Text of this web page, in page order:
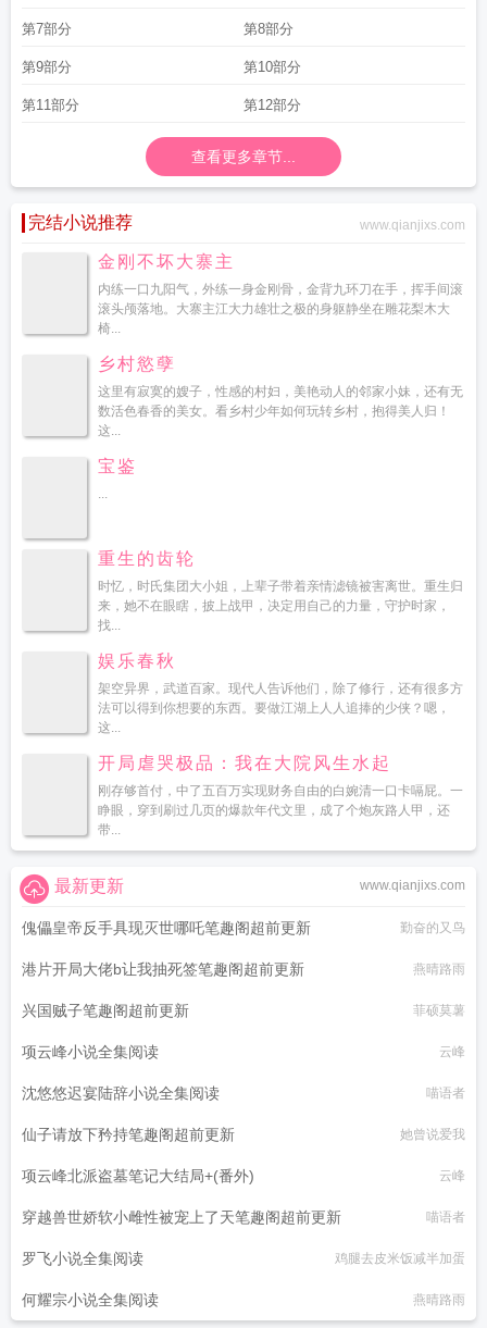
第7部分 第8部分
第9部分 第10部分
第11部分 第12部分
查看更多章节...
完结小说推荐 www.qianjixs.com
金刚不坏大寨主
内练一口九阳气，外练一身金刚骨，金背九环刀在手，挥手间滚
滚头颅落地。大寨主江大力雄壮之极的身躯静坐在雕花梨木大
椅...
乡村慾孽
这里有寂寞的嫂子，性感的村妇，美艳动人的邻家小妹，还有无
数活色春香的美女。看乡村少年如何玩转乡村，抱得美人归！
这...
宝鉴
...
重生的齿轮
时忆，时氏集团大小姐，上辈子带着亲情滤镜被害离世。重生归
来，她不在眼瞎，披上战甲，决定用自己的力量，守护时家，
找...
娱乐春秋
架空异界，武道百家。现代人告诉他们，除了修行，还有很多方
法可以得到你想要的东西。要做江湖上人人追捧的少侠？嗯，
这...
开局虐哭极品：我在大院风生水起
刚存够首付，中了五百万实现财务自由的白婉清一口卡嗝屁。一
睁眼，穿到刷过几页的爆款年代文里，成了个炮灰路人甲，还
带...
www.qianjixs.com
最新更新
傀儡皇帝反手具现灭世哪吒笔趣阁超前更新 勤奋的又鸟
港片开局大佬b让我抽死签笔趣阁超前更新 燕晴路雨
兴国贼子笔趣阁超前更新 菲硕莫薯
项云峰小说全集阅读 云峰
沈悠悠迟宴陆辞小说全集阅读 喵语者
仙子请放下矜持笔趣阁超前更新 她曾说爱我
项云峰北派盗墓笔记大结局+(番外) 云峰
穿越兽世娇软小雌性被宠上了天笔趣阁超前更新 喵语者
罗飞小说全集阅读 鸡腿去皮米饭减半加蛋
何耀宗小说全集阅读 燕晴路雨